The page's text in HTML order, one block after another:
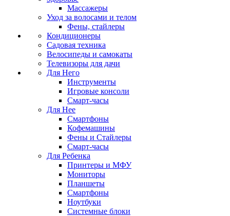
Массажеры
Уход за волосами и телом
Фены, стайлеры
Кондиционеры
Садовая техника
Велосипеды и самокаты
Телевизоры для дачи
Для Него
Инструменты
Игровые консоли
Смарт-часы
Для Нее
Смартфоны
Кофемашины
Фены и Стайлеры
Смарт-часы
Для Ребенка
Принтеры и МФУ
Мониторы
Планшеты
Смартфоны
Ноутбуки
Системные блоки